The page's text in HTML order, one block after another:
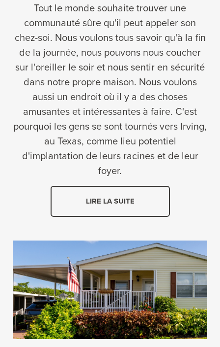
Tout le monde souhaite trouver une
communauté sûre qu'il peut appeler son
chez-soi. Nous voulons tous savoir qu'à la fin
de la journée, nous pouvons nous coucher
sur l'oreiller le soir et nous sentir en sécurité
dans notre propre maison. Nous voulons
aussi un endroit où il y a des choses
amusantes et intéressantes à faire. C'est
pourquoi les gens se sont tournés vers Irving,
au Texas, comme lieu potentiel
d'implantation de leurs racines et de leur
foyer.
LIRE LA SUITE